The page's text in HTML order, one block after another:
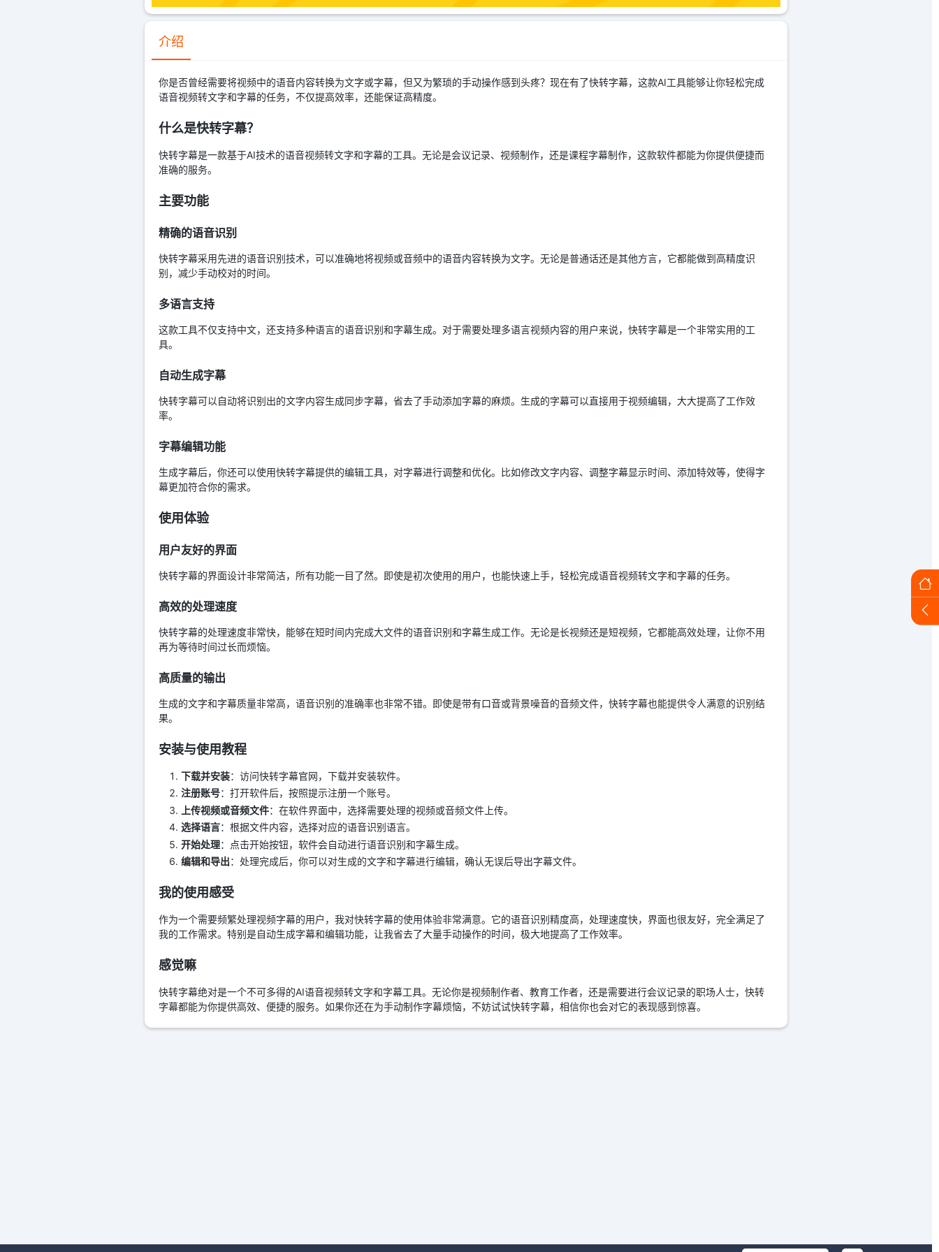
介绍
你是否曾经需要将视频中的语音内容转换为文字或字幕，但又为繁琐的手动操作感到头疼？现在有了快转字幕，这款AI工具能够让你轻松完成
语音视频转文字和字幕的任务，不仅提高效率，还能保证高精度。
什么是快转字幕？
快转字幕是一款基于AI技术的语音视频转文字和字幕的工具。无论是会议记录、视频制作，还是课程字幕制作，这款软件都能为你提供便捷而
准确的服务。
主要功能
精确的语音识别
快转字幕采用先进的语音识别技术，可以准确地将视频或音频中的语音内容转换为文字。无论是普通话还是其他方言，它都能做到高精度识
别，减少手动校对的时间。
多语言支持
这款工具不仅支持中文，还支持多种语言的语音识别和字幕生成。对于需要处理多语言视频内容的用户来说，快转字幕是一个非常实用的工
具。
自动生成字幕
快转字幕可以自动将识别出的文字内容生成同步字幕，省去了手动添加字幕的麻烦。生成的字幕可以直接用于视频编辑，大大提高了工作效
率。
字幕编辑功能
生成字幕后，你还可以使用快转字幕提供的编辑工具，对字幕进行调整和优化。比如修改文字内容、调整字幕显示时间、添加特效等，使得字
幕更加符合你的需求。
使用体验
用户友好的界面
快转字幕的界面设计非常简洁，所有功能一目了然。即使是初次使用的用户，也能快速上手，轻松完成语音视频转文字和字幕的任务。
高效的处理速度
快转字幕的处理速度非常快，能够在短时间内完成大文件的语音识别和字幕生成工作。无论是长视频还是短视频，它都能高效处理，让你不用
再为等待时间过长而烦恼。
高质量的输出
生成的文字和字幕质量非常高，语音识别的准确率也非常不错。即使是带有口音或背景噪音的音频文件，快转字幕也能提供令人满意的识别结
果。
安装与使用教程
下载并安装：访问快转字幕官网，下载并安装软件。
注册账号：打开软件后，按照提示注册一个账号。
上传视频或音频文件：在软件界面中，选择需要处理的视频或音频文件上传。
选择语言：根据文件内容，选择对应的语音识别语言。
开始处理：点击开始按钮，软件会自动进行语音识别和字幕生成。
编辑和导出：处理完成后，你可以对生成的文字和字幕进行编辑，确认无误后导出字幕文件。
我的使用感受
作为一个需要频繁处理视频字幕的用户，我对快转字幕的使用体验非常满意。它的语音识别精度高，处理速度快，界面也很友好，完全满足了
我的工作需求。特别是自动生成字幕和编辑功能，让我省去了大量手动操作的时间，极大地提高了工作效率。
感觉嘛
快转字幕绝对是一个不可多得的AI语音视频转文字和字幕工具。无论你是视频制作者、教育工作者，还是需要进行会议记录的职场人士，快转
字幕都能为你提供高效、便捷的服务。如果你还在为手动制作字幕烦恼，不妨试试快转字幕，相信你也会对它的表现感到惊喜。